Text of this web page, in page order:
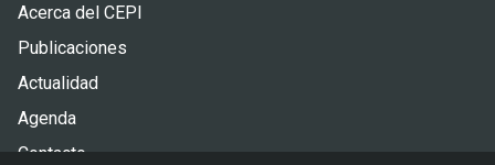
Pie
de
Acerca del CEPI
Publicaciones
Actualidad
Agenda
Contacto